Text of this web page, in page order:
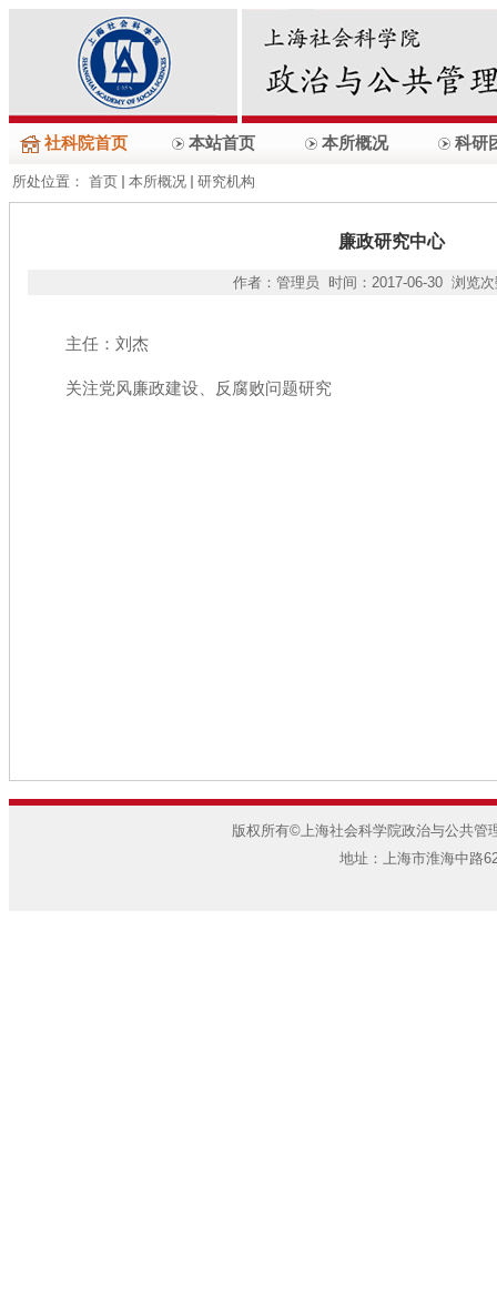
社科院首页 本站首页 本所概况 科研
所处位置： 首页 本所概况 研究机构
廉政研究中心
作者：管理员 时间：2017-06-30 浏览
主任：刘杰
关注党风廉政建设、反腐败问题研究
版权所有©上海社会科学院政治与公共管
地址：上海市淮海中路